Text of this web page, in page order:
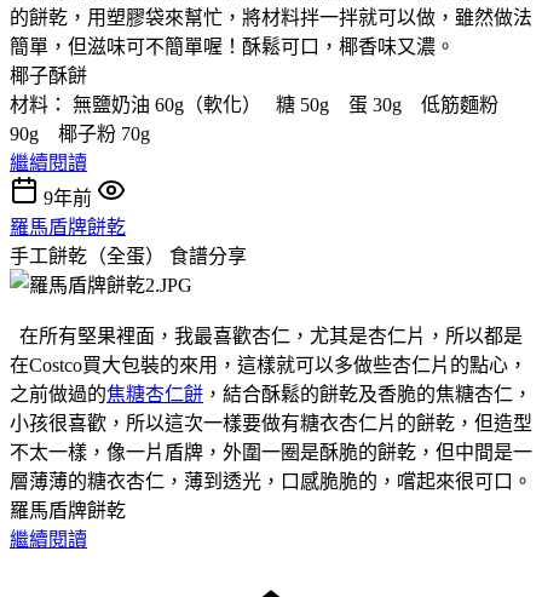
的餅乾，用塑膠袋來幫忙，將材料拌一拌就可以做，雖然做法
簡單，但滋味可不簡單喔！酥鬆可口，椰香味又濃。
椰子酥餅
材料： 無鹽奶油 60g（軟化） 糖 50g 蛋 30g 低筋麵粉
90g 椰子粉 70g
繼續閱讀
9年前
羅馬盾牌餅乾
手工餅乾（全蛋） 食譜分享
在所有堅果裡面，我最喜歡杏仁，尤其是杏仁片，所以都是
在Costco買大包裝的來用，這樣就可以多做些杏仁片的點心，
之前做過的焦糖杏仁餅 ，結合酥鬆的餅乾及香脆的焦糖杏仁，
小孩很喜歡，所以這次一樣要做有糖衣杏仁片的餅乾，但造型
不太一樣，像一片盾牌，外圍一圈是酥脆的餅乾，但中間是一
層薄薄的糖衣杏仁，薄到透光，口感脆脆的，嚐起來很可口。
羅馬盾牌餅乾
繼續閱讀